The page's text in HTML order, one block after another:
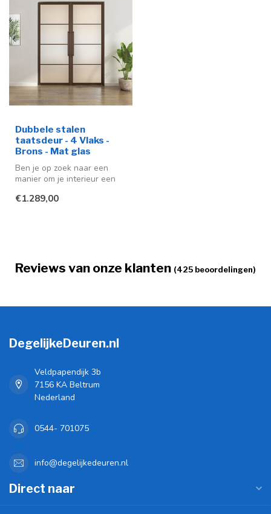
Dubbele stalen
taatsdeur - 4 Vlaks -
Brons - Mat glas
Ben je op zoek naar een
manier om je interieur een
uitstra...
€1.289,00
Reviews van onze klanten (425 beoordelingen)
DegelijkeDeuren.nl
Veldpapendijk 3b
7156 KA Beltrum
Nederland
0544- 701075
info@degelijkedeuren.nl
Direct naar